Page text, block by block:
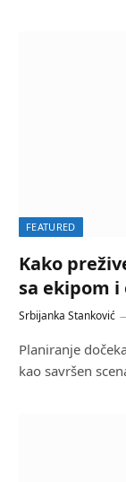
FEATURED
Kako
sa ekipom
Srbijanka Stanković
Planiranje
kao savršen